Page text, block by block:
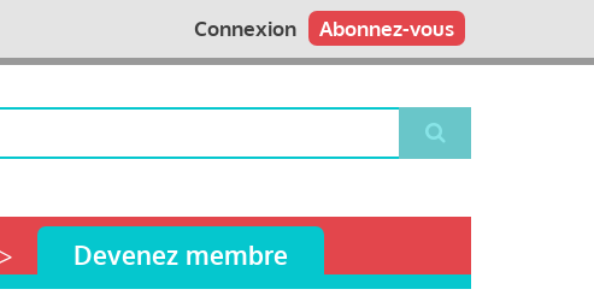
Abonnez-vous
Connexion
Devenez membre